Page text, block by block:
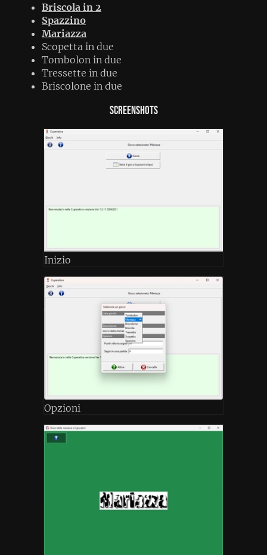
Briscola in 2
Spazzino
Mariazza
Scopetta in due
Tombolon in due
Tressette in due
Briscolone in due
Screenshots
Inizio
Opzioni